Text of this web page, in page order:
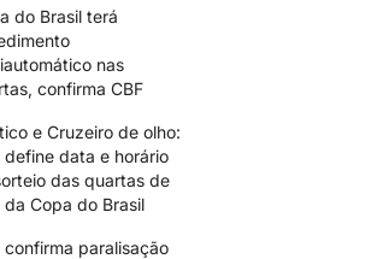
do Brasil terá
nas
confirma CBF
e Cruzeiro de olho:
define data e horário
das quartas de
da Copa do Brasil
confirma paralisação